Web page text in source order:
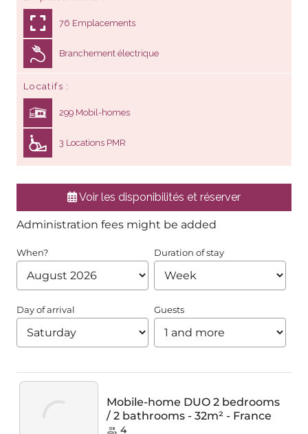
76 Emplacements
Branchement électrique
Locatifs
299 Mobil-homes
3 Locations PMR
Voir les disponibilités et réserver